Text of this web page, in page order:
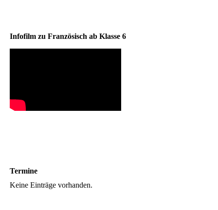
Infofilm zu Französisch ab Klasse 6
Termine
Keine Einträge vorhanden.